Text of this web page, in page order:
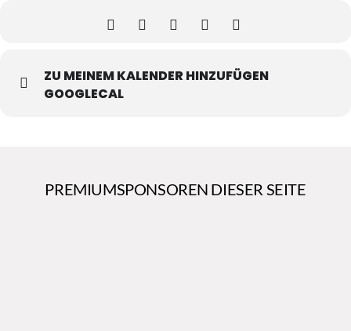
ZU MEINEM KALENDER HINZUFÜGEN
GOOGLECAL
PREMIUMSPONSOREN DIESER SEITE